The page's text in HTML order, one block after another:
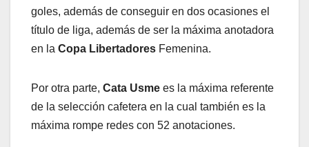
goles, además de conseguir en dos ocasiones el
título de liga, además de ser la máxima anotadora
en la Copa Libertadores Femenina.
Por otra parte, Cata Usme es la máxima referente
de la selección cafetera en la cual también es la
máxima rompe redes con 52 anotaciones.